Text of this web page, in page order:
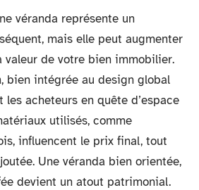
véranda représente un
mais elle peut augmenter
de votre bien immobilier.
bien intégrée au design global
les acheteurs en quête d’espace
utilisés, comme
influencent le prix final, tout
Une véranda bien orientée,
devient un atout patrimonial.